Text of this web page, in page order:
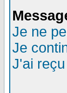
Je ne
Je
J'ai